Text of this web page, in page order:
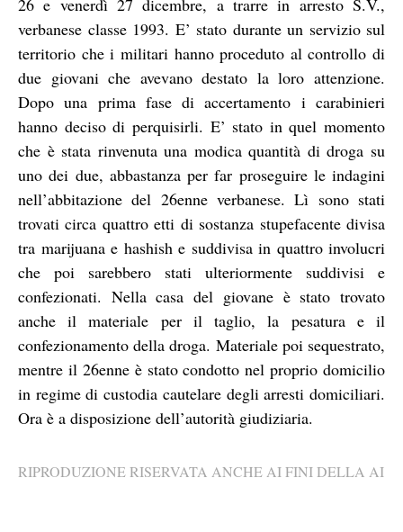
26 e venerdì 27 dicembre, a trarre in arresto S.V.,
verbanese classe 1993. E’ stato durante un servizio sul
territorio che i militari hanno proceduto al controllo di
due giovani che avevano destato la loro attenzione.
Dopo una prima fase di accertamento i carabinieri
hanno deciso di perquisirli. E’ stato in quel momento
che è stata rinvenuta una modica quantità di droga su
uno dei due, abbastanza per far proseguire le indagini
nell’abbitazione del 26enne verbanese. Lì sono stati
trovati circa quattro etti di sostanza stupefacente divisa
tra marijuana e hashish e suddivisa in quattro involucri
che poi sarebbero stati ulteriormente suddivisi e
confezionati. Nella casa del giovane è stato trovato
anche il materiale per il taglio, la pesatura e il
confezionamento della droga. Materiale poi sequestrato,
mentre il 26enne è stato condotto nel proprio domicilio
in regime di custodia cautelare degli arresti domiciliari.
Ora è a disposizione dell’autorità giudiziaria.
RIPRODUZIONE RISERVATA ANCHE AI FINI DELLA AI